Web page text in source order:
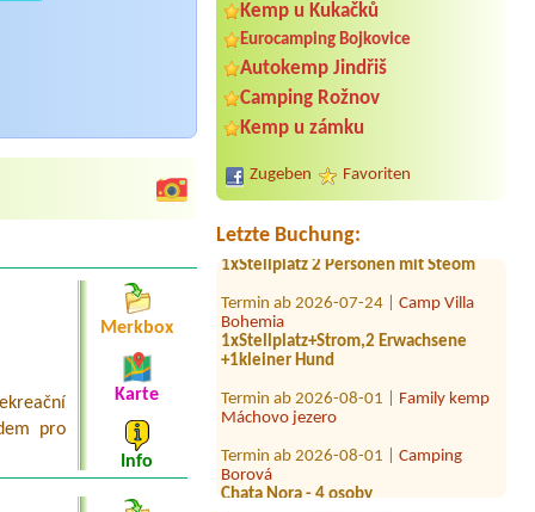
Kemp u Kukačků
Eurocamping Bojkovice
Autokemp Jindřiš
Camping Rožnov
Kemp u zámku
Zugeben Favoriten
Letzte Buchung:
Termin ab 2026-08-12 |
Zahrada
Termin ab 2026-08-13 |
3 místa pro stany + 9 osob
Dřenice
1xStellplatz 2 Personen mit Steom
Bohemia
1xStellplatz+Strom,2 Erwachsene
+1kleiner Hund
Máchovo jezero
Borová
Chata Nora - 4 osoby
pro
Merkbox
Karte
Info